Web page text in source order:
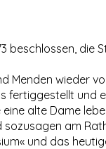
die
Menden wieder
und
alte Dame
am
und das